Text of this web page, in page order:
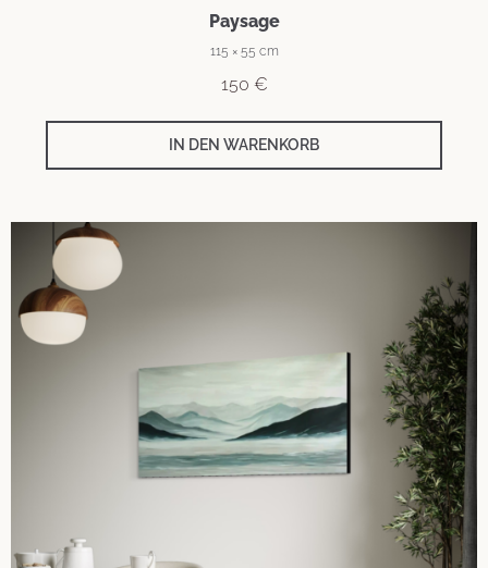
Paysage
115 × 55 cm
150 €
IN DEN WARENKORB